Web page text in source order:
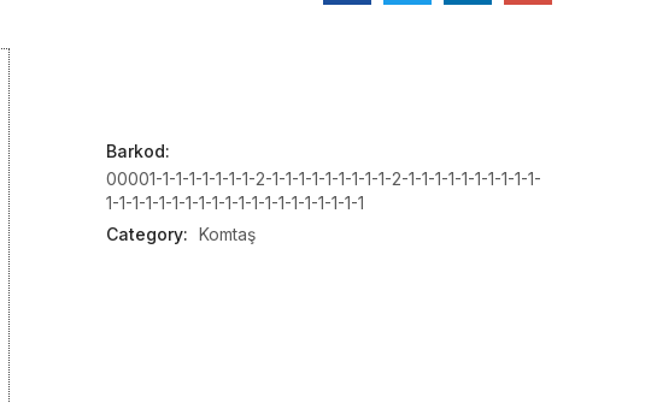
Barkod:
00001-1-1-1-1-1-1-1-2-1-1-1-1-1-1-1-1-1-2-1-1-1-1-1-1-1-1-1-1-
1-1-1-1-1-1-1-1-1-1-1-1-1-1-1-1-1-1-1-1
Category: Komtaş